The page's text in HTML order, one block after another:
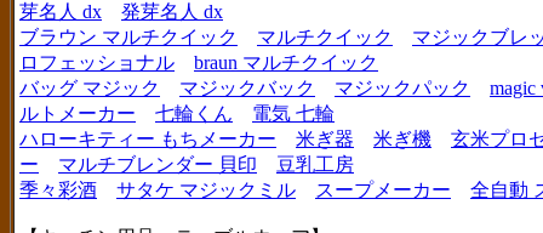
芽名人 dx
発芽名人 dx
ブラウン マルチクイック
マルチクイック
マジックブレ
ロフェッショナル
braun マルチクイック
バッグ マジック
マジックバック マジックパック
magic
ルトメーカー
七輪くん
電気 七輪
ハローキティー もちメーカー
米ぎ器 米ぎ機
玄米プロ
ー
マルチブレンダー 貝印
豆乳工房
季々彩酒
サタケ マジックミル スープメーカー 全自動